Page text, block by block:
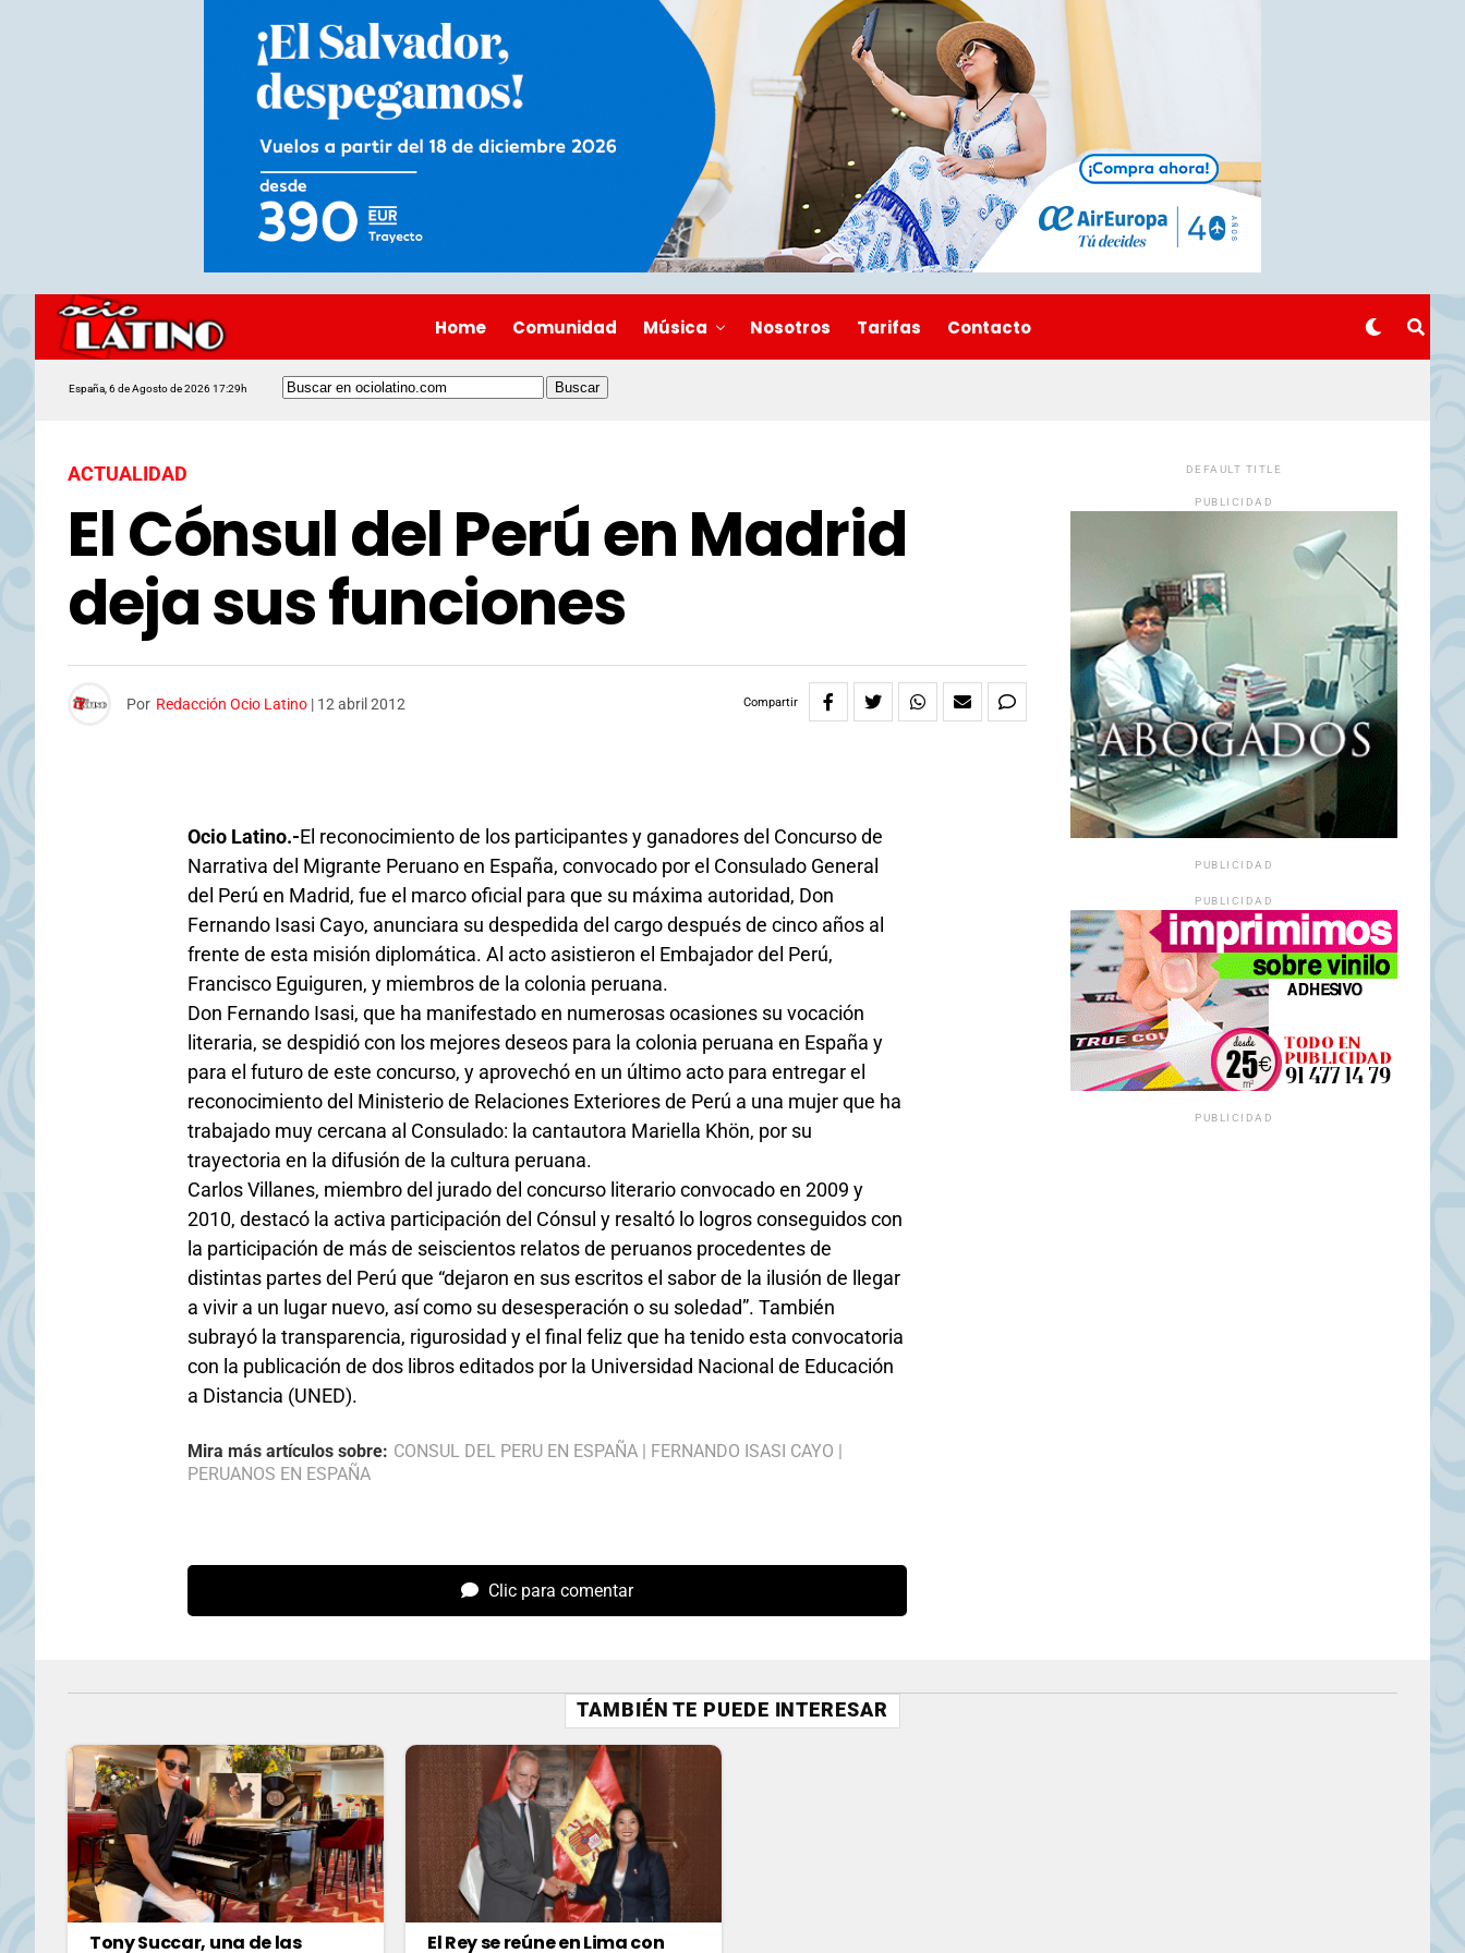
Home Comunidad Música Nosotros Tarifas Contacto
España, 6 de Agosto de 2026 17:29h
ACTUALIDAD
El Cónsul del Perú en Madrid
deja sus funciones
Por Redacción Ocio Latino | 12 abril 2012 Compartir
Ocio Latino.-El reconocimiento de los participantes y ganadores del Concurso de
Narrativa del Migrante Peruano en España, convocado por el Consulado General
del Perú en Madrid, fue el marco oficial para que su máxima autoridad, Don
Fernando Isasi Cayo, anunciara su despedida del cargo después de cinco años al
frente de esta misión diplomática. Al acto asistieron el Embajador del Perú,
Francisco Eguiguren, y miembros de la colonia peruana.
Don Fernando Isasi, que ha manifestado en numerosas ocasiones su vocación
literaria, se despidió con los mejores deseos para la colonia peruana en España y
para el futuro de este concurso, y aprovechó en un último acto para entregar el
reconocimiento del Ministerio de Relaciones Exteriores de Perú a una mujer que ha
trabajado muy cercana al Consulado: la cantautora Mariella Khön, por su
trayectoria en la difusión de la cultura peruana.
Carlos Villanes, miembro del jurado del concurso literario convocado en 2009 y
2010, destacó la activa participación del Cónsul y resaltó lo logros conseguidos con
la participación de más de seiscientos relatos de peruanos procedentes de
distintas partes del Perú que “dejaron en sus escritos el sabor de la ilusión de llegar
a vivir a un lugar nuevo, así como su desesperación o su soledad”. También
subrayó la transparencia, rigurosidad y el final feliz que ha tenido esta convocatoria
con la publicación de dos libros editados por la Universidad Nacional de Educación
a Distancia (UNED).
Mira más artículos sobre: CONSUL DEL PERU EN ESPAÑA | FERNANDO ISASI CAYO |
PERUANOS EN ESPAÑA
Clic para comentar
DEFAULT TITLE
PUBLICIDAD
PUBLICIDAD
PUBLICIDAD
PUBLICIDAD
TAMBIÉN TE PUEDE INTERESAR
Tony Succar, una de las El Rey se reúne en Lima con